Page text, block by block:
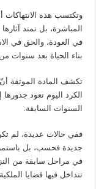
وتكتسب هذه الانتهاكات
المباشرة، بل تمتد
في العودة، والحق في
بناء الحياة بعد سنوات من
تكشف المادة الموثقة
الكرد اليوم تعود
السنوات السابقة.
ففي حالات عديدة، لم
جديدة فحسب، بل
في مراحل سابقة من
تتداخل فيها قضايا